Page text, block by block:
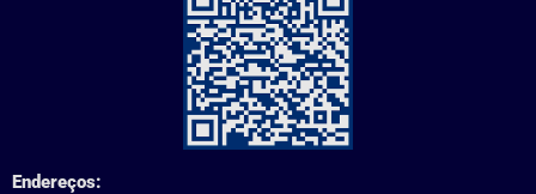
Endereços: